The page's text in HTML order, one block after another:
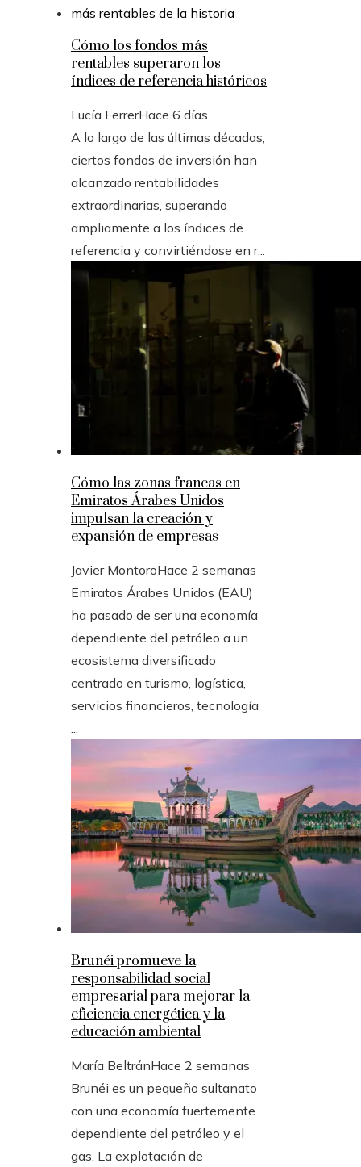
Cómo los fondos más
rentables superaron los
índices de referencia históricos
Lucía FerrerHace 6 días
A lo largo de las últimas décadas,
ciertos fondos de inversión han
alcanzado rentabilidades
extraordinarias, superando
ampliamente a los índices de
referencia y convirtiéndose en r...
Cómo las zonas francas en
Emiratos Árabes Unidos
impulsan la creación y
expansión de empresas
Javier MontoroHace 2 semanas
Emiratos Árabes Unidos (EAU)
ha pasado de ser una economía
dependiente del petróleo a un
ecosistema diversificado
centrado en turismo, logística,
servicios financieros, tecnología
...
Brunéi promueve la
responsabilidad social
empresarial para mejorar la
eficiencia energética y la
educación ambiental
María BeltránHace 2 semanas
Brunéi es un pequeño sultanato
con una economía fuertemente
dependiente del petróleo y el
gas. La explotación de